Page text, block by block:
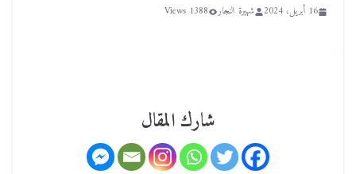
16 أبريل، 2024 شهيرة النجار 1388 Views
شارك المقال